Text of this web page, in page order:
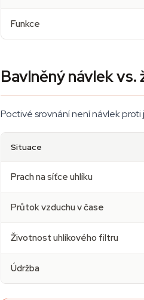
Funkce
Bavlněný návlek
Poctivé srovnání není návlek
Situace
Prach na síťce uhlíku
Průtok vzduchu v čase
Životnost uhlíkového filtru
Údržba